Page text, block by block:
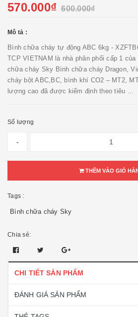
570.000₫ 600.000₫
Mô tả :
Bình chữa cháy tự động ABC 6kg -
TCP VIETNAM là nhà phân phối cấp 1
chữa cháy Sky Bình chữa cháy Dragon,
cháy bột ABC,BC, bình khí CO2 – MT2,
lượng cao đã được kiểm định theo tiêu ...
Số lượng
-
THÊM VÀO GIỎ
Tags :
Bình chữa cháy Sky
Chia sẻ:
CHI TIẾT SẢN PHẨM
ĐÁNH GIÁ SẢN PHẨM